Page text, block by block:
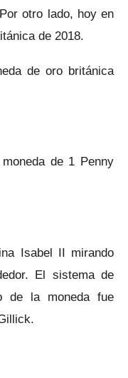
otro lado, hoy en
de 2018.
de oro británica
de 1 Penny
Isabel II mirando
El sistema de
de la moneda fue